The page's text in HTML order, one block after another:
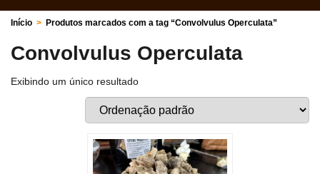
Início > Produtos marcados com a tag “Convolvulus Operculata”
Convolvulus Operculata
Exibindo um único resultado